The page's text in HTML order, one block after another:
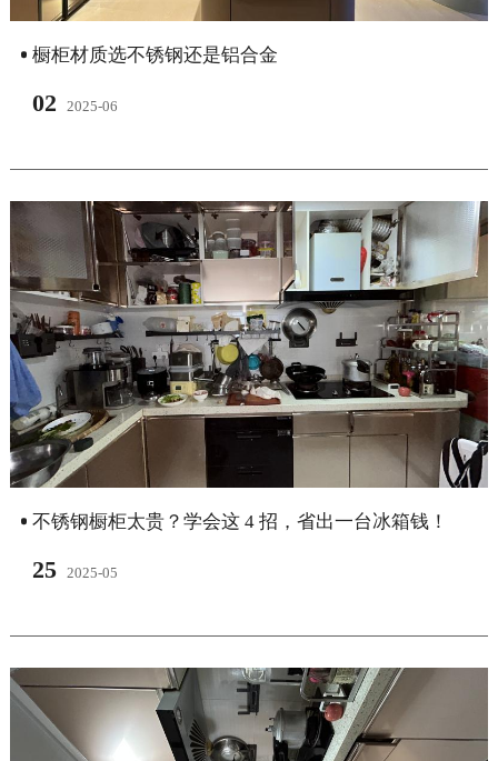
橱柜材质选不锈钢还是铝合金
02 2025-06
不锈钢橱柜太贵？学会这 4 招，省出一台冰箱钱！
25 2025-05